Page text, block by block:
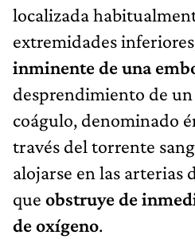
localizada
extremidades
inminente de una
desprendimiento de
coágulo, denominado
través del torrente
alojarse en las arterias
que obstruye de
de oxígeno.